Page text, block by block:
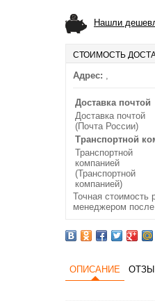
Нашли
СТОИМОСТЬ
Адрес: ,
Доставка почтой
Доставка почтой
(Почта России)
Транспортной
Транспортной
компанией
(Транспортной
компанией)
Точная стоимость
менеджером после
ОПИСАНИЕ